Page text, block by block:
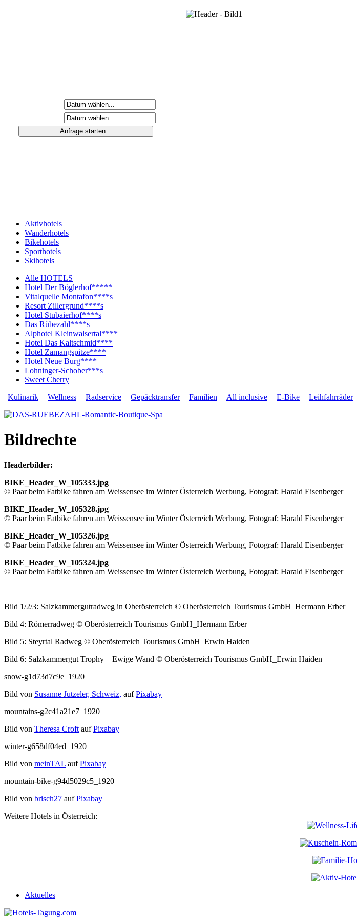
Aktivhotels
Wanderhotels
Bikehotels
Sporthotels
Skihotels
Alle HOTELS
Hotel Der Böglerhof*****
Vitalquelle Montafon****s
Resort Zillergrund****s
Hotel Stubaierhof****s
Das Rübezahl****s
Alphotel Kleinwalsertal****
Hotel Das Kaltschmid****
Hotel Zamangspitze****
Hotel Neue Burg****
Lohninger-Schober***s
Sweet Cherry
Kulinarik
Wellness Radservice Gepäcktransfer Familien All inclusive E-Bike Leihfahrräder
Bildrechte
Headerbilder:
BIKE_Header_W_105333.jpg
© Paar beim Fatbike fahren am Weissensee im Winter Österreich Werbung, Fotograf: Harald Eisenberger
BIKE_Header_W_105328.jpg
© Paar beim Fatbike fahren am Weissensee im Winter Österreich Werbung, Fotograf: Harald Eisenberger
BIKE_Header_W_105326.jpg
© Paar beim Fatbike fahren am Weissensee im Winter Österreich Werbung, Fotograf: Harald Eisenberger
BIKE_Header_W_105324.jpg
© Paar beim Fatbike fahren am Weissensee im Winter Österreich Werbung, Fotograf: Harald Eisenberger
Bild 1/2/3: Salzkammergutradweg in Oberösterreich © Oberösterreich Tourismus GmbH_Hermann Erber
Bild 4: Römerradweg © Oberösterreich Tourismus GmbH_Hermann Erber
Bild 5: Steyrtal Radweg © Oberösterreich Tourismus GmbH_Erwin Haiden
Bild 6: Salzkammergut Trophy – Ewige Wand © Oberösterreich Tourismus GmbH_Erwin Haiden
snow-g1d73d7c9e_1920
Bild von Susanne Jutzeler, Schweiz, aufPixabay
mountains-g2c41a21e7_1920
Bild von Theresa Croft aufPixabay
winter-g658df04ed_1920
Bild von meinTAL aufPixabay
mountain-bike-g94d5029c5_1920
Bild von brisch27 aufPixabay
Weitere Hotels in Österreich:
Aktuelles